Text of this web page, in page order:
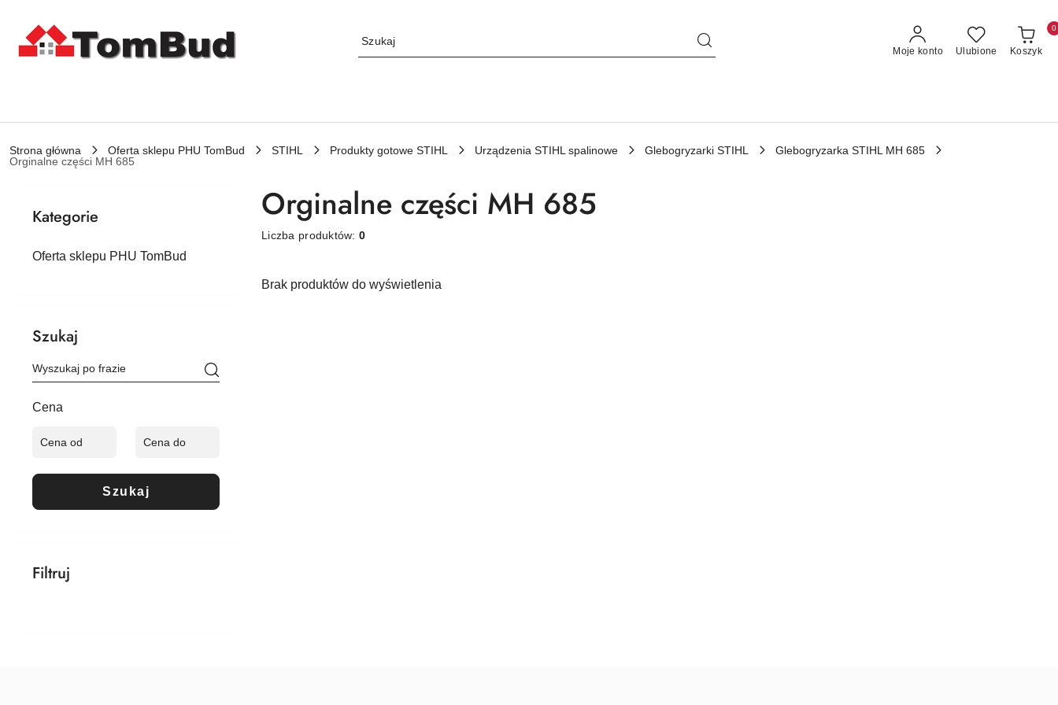
Moje konto Ulubione Koszyk
0
Strona główna Oferta sklepu PHU TomBud STIHL Produkty gotowe STIHL Urządzenia STIHL spalinowe Glebogryzarki STIHL
Glebogryzarka STIHL MH 685
Orginalne części MH 685
Kategorie
Oferta sklepu PHU TomBud
Szukaj
Cena
Szukaj
Filtruj
Orginalne części MH 685
Liczba produktów:0
Brak produktów do wyświetlenia